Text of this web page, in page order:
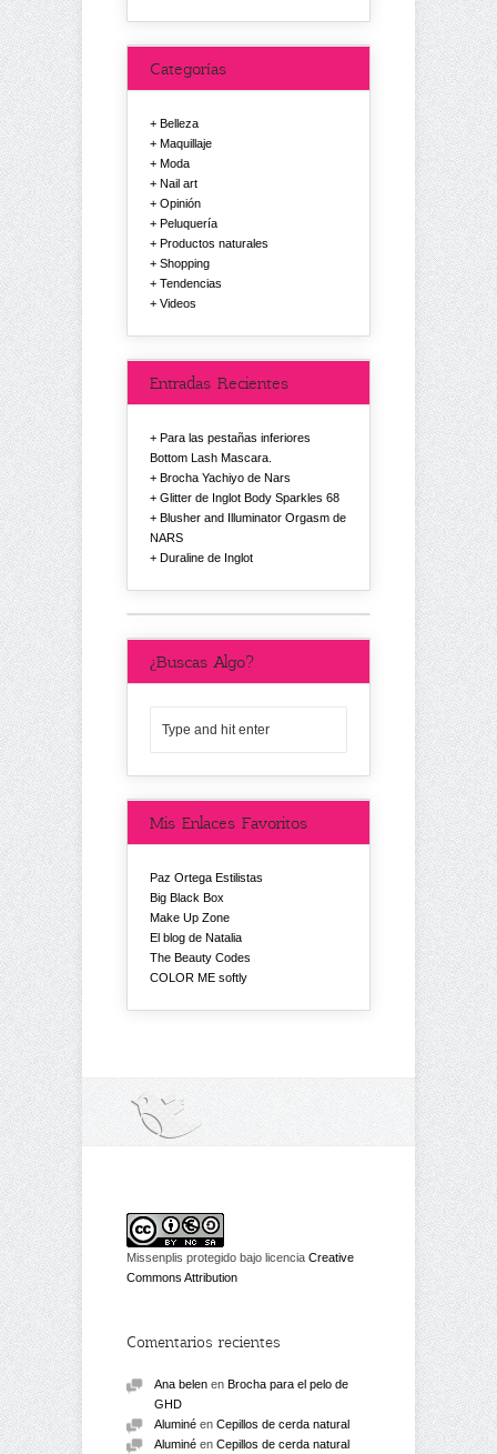
Categorías
Belleza
Maquillaje
Moda
Nail art
Opinión
Peluquería
Productos naturales
Shopping
Tendencias
Videos
Entradas Recientes
Para las pestañas inferiores
Bottom Lash Mascara.
Brocha Yachiyo de Nars
Glitter de Inglot Body Sparkles 68
Blusher and Illuminator Orgasm de
NARS
Duraline de Inglot
¿Buscas Algo?
Mis Enlaces Favoritos
Paz Ortega Estilistas
Big Black Box
Make Up Zone
El blog de Natalia
The Beauty Codes
COLOR ME softly
Missenplis protegido bajo licencia Creative
Commons Attribution
Comentarios recientes
Ana belen en Brocha para el pelo de
GHD
Aluminé en Cepillos de cerda natural
Aluminé en Cepillos de cerda natural